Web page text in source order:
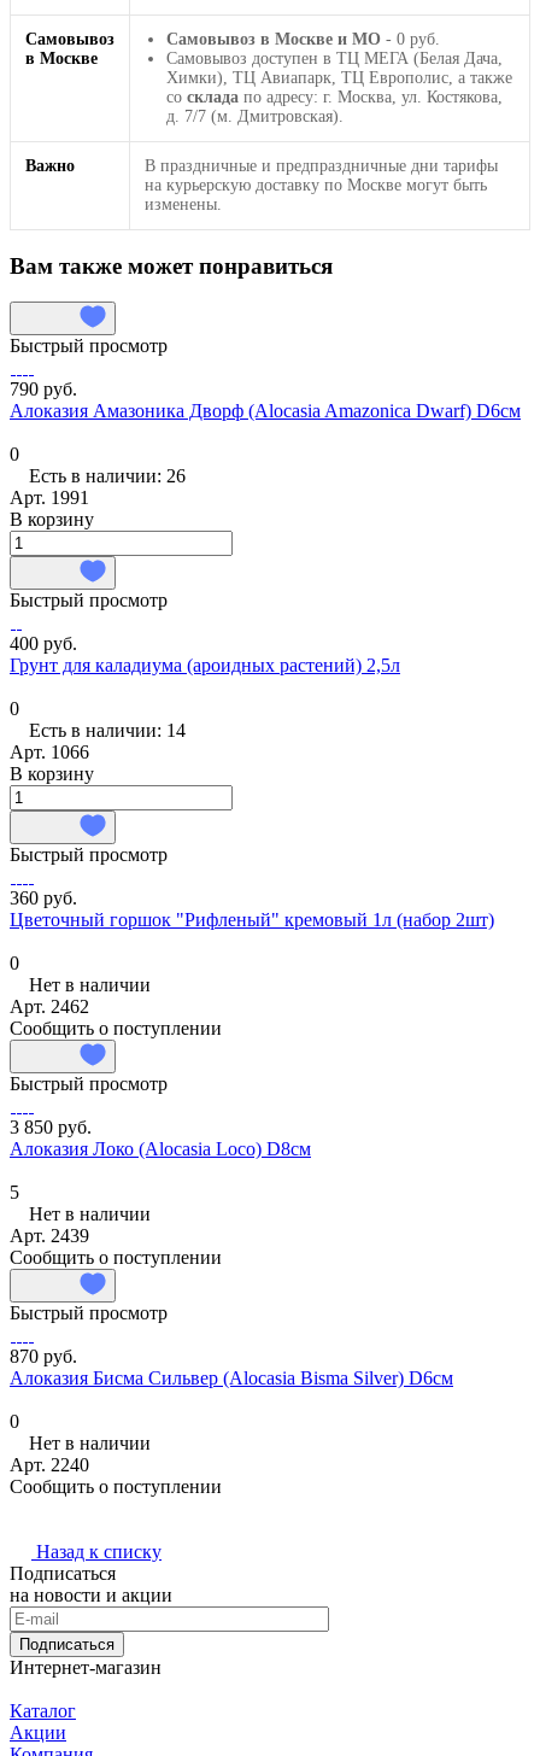
Самовывоз
в Москве
Самовывоз в Москве и МО - 0 руб.
Самовывоз доступен в ТЦ МЕГА (Белая Дача,
Химки), ТЦ Авиапарк, ТЦ Европолис, а также
со склада по адресу: г. Москва, ул. Костякова,
д. 7/7 (м. Дмитровская).
Важно
В праздничные и предпраздничные дни тарифы
на курьерскую доставку по Москве могут быть
изменены.
Вам также может понравиться
Быстрый просмотр
790 руб.
Алоказия Амазоника Дворф (Alocasia Amazonica Dwarf) D6см
0
Есть в наличии: 26
Арт. 1991
В корзину
Быстрый просмотр
400 руб.
Грунт для каладиума (ароидных растений) 2,5л
0
Есть в наличии: 14
Арт. 1066
В корзину
Быстрый просмотр
360 руб.
Цветочный горшок "Рифленый" кремовый 1л (набор 2шт)
0
Нет в наличии
Арт. 2462
Сообщить о поступлении
Быстрый просмотр
3 850 руб.
Алоказия Локо (Alocasia Loco) D8см
5
Нет в наличии
Арт. 2439
Сообщить о поступлении
Быстрый просмотр
870 руб.
Алоказия Бисма Сильвер (Alocasia Bisma Silver) D6см
0
Нет в наличии
Арт. 2240
Сообщить о поступлении
Назад к списку
Подписаться
на новости и акции
Подписаться
Интернет-магазин
Каталог
Акции